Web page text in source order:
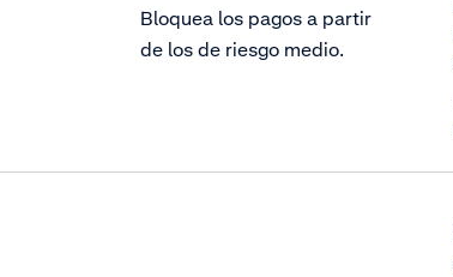
Bloquea los pagos a partir
de los de riesgo medio.